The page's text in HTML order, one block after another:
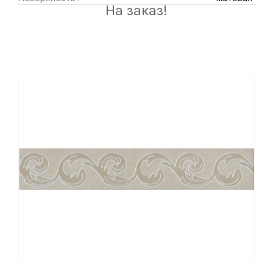
На заказ!